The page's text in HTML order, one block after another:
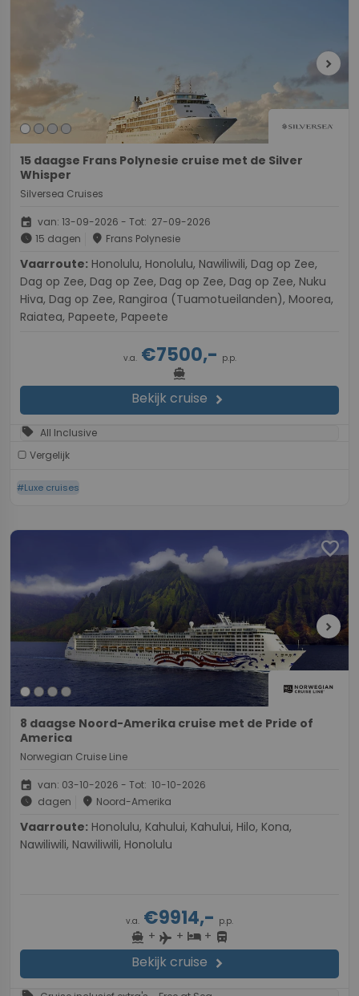
chevron_right
15 daagse Frans Polynesie cruise met de Silver
Whisper
Silversea Cruises
event van: 13-09-2026 - Tot: 27-09-2026
schedule 15 dagen place Frans Polynesie
Vaarroute:
Dag op Zee, Dag op Zee, Dag op Zee, Dag op Zee, Nuku
Hiva, Dag op Zee, Rangiroa (Tuamotueilanden), Moorea,
Raiatea, Papeete, Papeete
v.a.€7500,- p.p.
directions_boat
Bekijk cruise chevron_right
sell All Inclusive
Vergelijk
#Luxe cruises
favorite
chevron_right
8 daagse Noord-Amerika cruise met de Pride of
America
Norwegian Cruise Line
event van: 03-10-2026 - Tot: 10-10-2026
schedule dagen place Noord-Amerika
Vaarroute:
Nawiliwili, Nawiliwili, Honolulu
v.a. €9914,- p.p.
directions_boat + flight + hotel+ directions_bus
Bekijk cruise chevron_right